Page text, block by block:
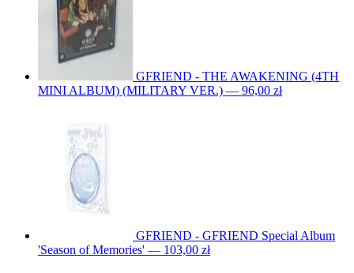
GFRIEND - THE AWAKENING (4TH
MINI ALBUM) (MILITARY VER.) — 96,00 zł
GFRIEND - GFRIEND Special Album
'Season of Memories' — 103,00 zł